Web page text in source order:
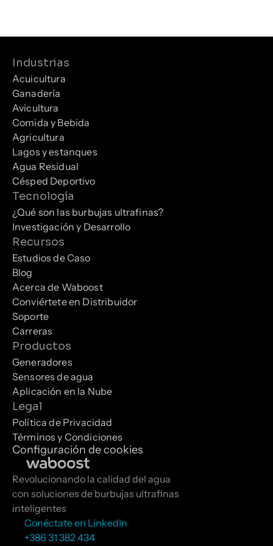
Revolucionando la calidad del agua
con soluciones de burbujas ultrafinas
inteligentes
Conéctate en LinkedIn
+386 31 382 434
Industrias
Acuicultura
Ganadería
Avicultura
Comida y Bebida
Agricultura
Lagos y estanques
Agua Residual
Césped Deportivo
Tecnología
¿Qué son las burbujas ultrafinas?
Investigación y Desarrollo
Recursos
Estudios de Caso
Blog
Acerca de Waboost
Conviértete en Distribuidor
Soporte
Carreras
Productos
Generadores
Sensores de agua
Aplicación en la Nube
Legal
Política de Privacidad
Términos y Condiciones
Configuración de cookies